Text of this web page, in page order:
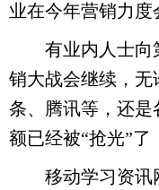
业在今年营销力度
有业内人士向
销大战会继续，
条、腾讯等，还
额已经被“抢光”了
移动学习资讯